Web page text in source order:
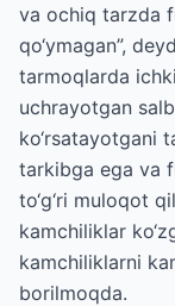
va ochiq tarzda
qo‘ymagan”,
tarmoqlarda
uchrayotgan
ko‘rsatayotgani
tarkibga ega va
to‘g‘ri muloqot
kamchiliklar
kamchiliklarni
borilmoqda.